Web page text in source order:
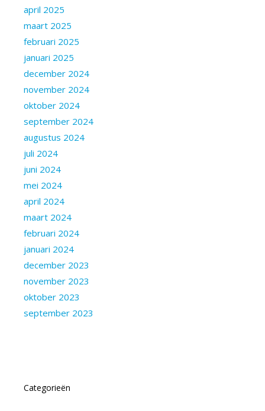
april 2025
maart 2025
februari 2025
januari 2025
december 2024
november 2024
oktober 2024
september 2024
augustus 2024
juli 2024
juni 2024
mei 2024
april 2024
maart 2024
februari 2024
januari 2024
december 2023
november 2023
oktober 2023
september 2023
Categorieën